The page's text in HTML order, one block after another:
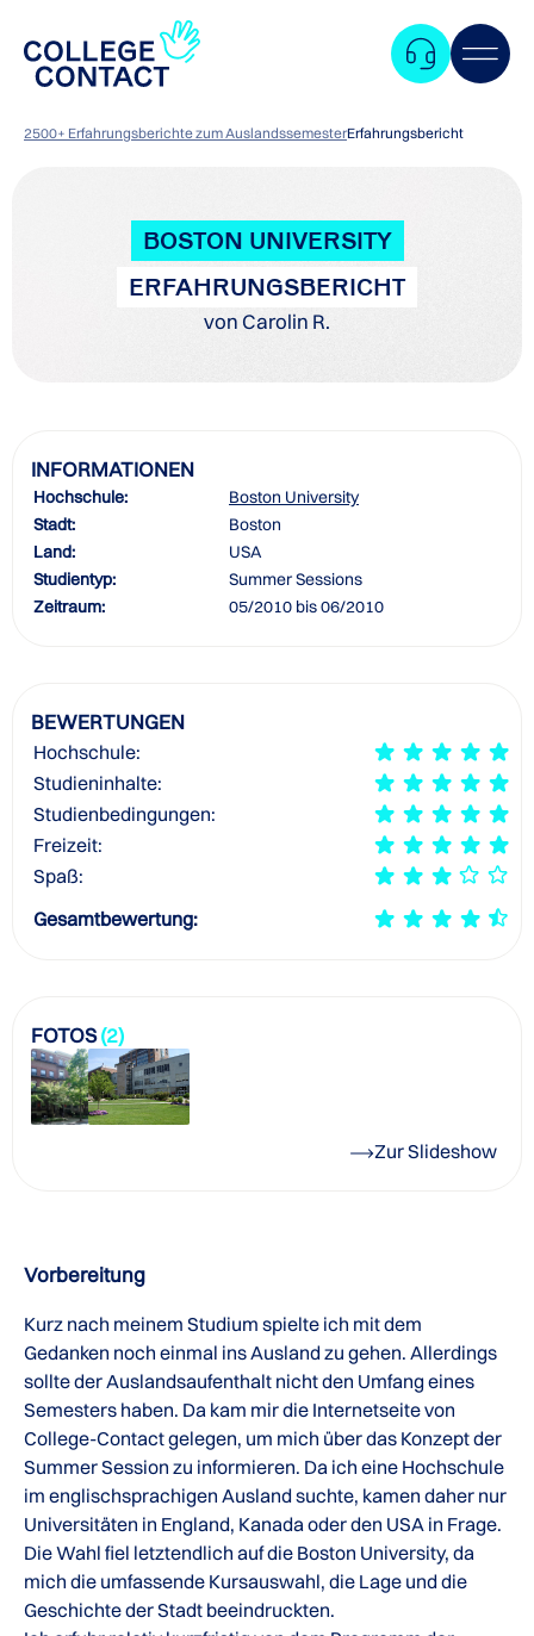
2500+ Erfahrungsberichte zum AuslandssemesterErfahrungsbericht
BOSTON UNIVERSITY
ERFAHRUNGSBERICHT
von Carolin R.
INFORMATIONEN
Hochschule:
Boston University
Stadt:
Boston
Land:
USA
Studientyp:
Summer Sessions
Zeitraum:
05/2010 bis 06/2010
BEWERTUNGEN
Hochschule:
Studieninhalte:
Studienbedingungen:
Freizeit:
Spaß:
Gesamtbewertung:
FOTOS(2)
Zur Slideshow
Vorbereitung
Kurz nach meinem Studium spielte ich mit dem
Gedanken noch einmal ins Ausland zu gehen. Allerdings
sollte der Auslandsaufenthalt nicht den Umfang eines
Semesters haben. Da kam mir die Internetseite von
College-Contact gelegen, um mich über das Konzept der
Summer Session zu informieren. Da ich eine Hochschule
im englischsprachigen Ausland suchte, kamen daher nur
Universitäten in England, Kanada oder den USA in Frage.
Die Wahl fiel letztendlich auf die Boston University, da
mich die umfassende Kursauswahl, die Lage und die
Geschichte der Stadt beeindruckten.